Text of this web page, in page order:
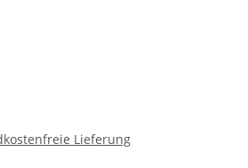
Lieferung